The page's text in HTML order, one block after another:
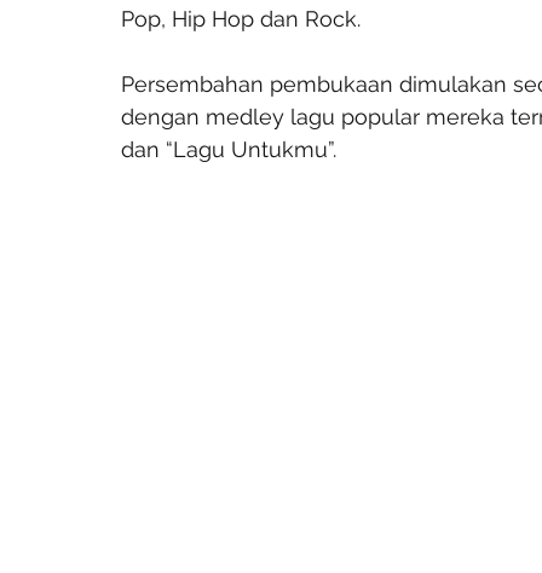
Pop, Hip Hop dan Rock.
Persembahan pembukaan dimulakan
dengan medley lagu popular mereka
dan “Lagu Untukmu”.